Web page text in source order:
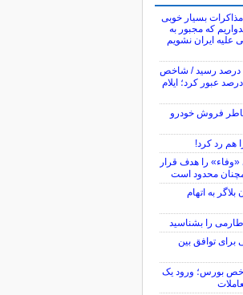
بسیار خوبی
که مجبور به
علیه ایران نشویم
شاخص فلاکت کشور به ۹۶ درصد رسید / شاخص
فلاکت در ۱۹ استان از ۱۰۰ درصد عبور کرد؛ ایلام
فروش خودرو
هم رد کرد!
را هدف قرار
محدود است
به اتهام
را بشناسید
برای توافق بین
شاخص بورس؛ ورود یک